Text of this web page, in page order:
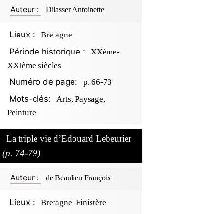
Auteur : Dilasser Antoinette
Lieux : Bretagne
Période historique :
XXème-
XXIème siècles
Numéro de page: p. 66-73
Mots-clés:
Arts, Paysage,
Peinture
La triple vie d’Edouard Lebeurier
(p. 74-79)
Auteur : de Beaulieu François
Lieux : Bretagne, Finistère